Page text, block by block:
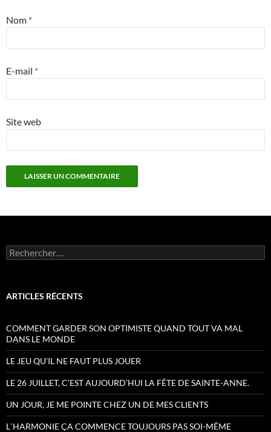
Nom *
E-mail *
Site web
Rechercher :
ARTICLES RÉCENTS
COMMENT GARDER SON OPTIMISTE QUAND TOUT VA MAL
DANS LE MONDE
LE JEU QU’IL NE FAUT PLUS JOUER
LE 26 JUILLET, C’EST AUJOURD’HUI LA FÊTE DE SAINTE-ANNE.
UN JOUR, JE ME POINTE CHEZ UN DE MES CLIENTS
L`HARMONIE ÇA COMMENCE TOUJOURS PAS SOI-MÊME